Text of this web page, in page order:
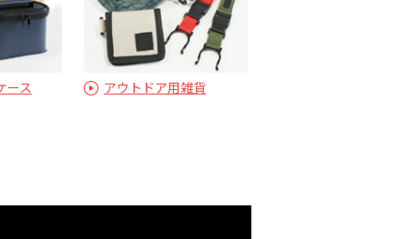
ース アウトドア用雑貨